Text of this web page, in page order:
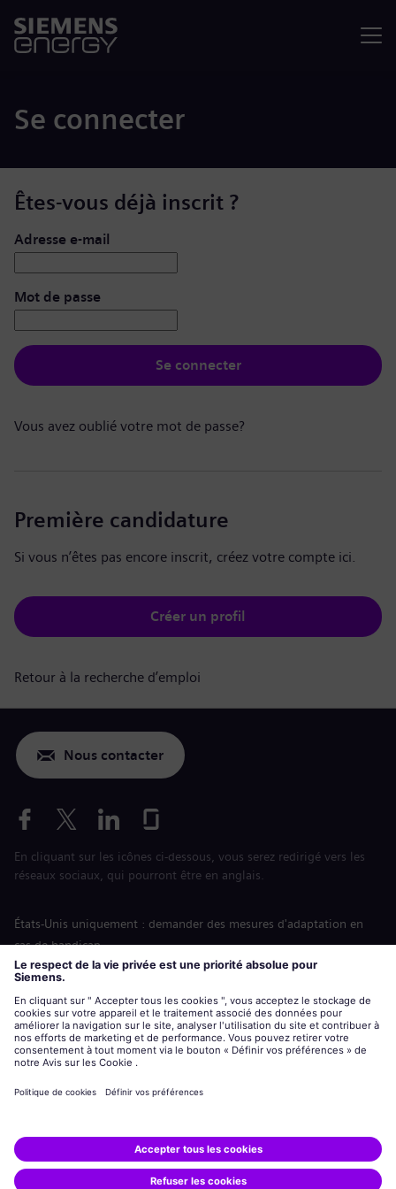
Se connecter
Êtes-vous déjà inscrit ?
Se connecter : nom d’utilisateur et mot de passe
Adresse e-mail
Mot de passe
Se connecter
Vous avez oublié votre mot de passe?
Première candidature
Si vous n’êtes pas encore inscrit, créez votre compte ici.
Créer un profil
Retour à la recherche d’emploi
Nous contacter
En cliquant sur les icônes ci-dessous, vous serez redirigé vers les
réseaux sociaux, qui pourront être en anglais.
États-Unis uniquement : demander des mesures d'adaptation en
cas de handicap
Labor Condition Application (Formulaire sur les conditions
siemens-energy.comSite Internet international
Informations sur l’entreprise
Avis de confidentialité
Siemens Energy est une marque déposée de Siemens AG.